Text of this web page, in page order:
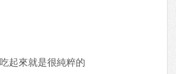
起來就是很純粹的